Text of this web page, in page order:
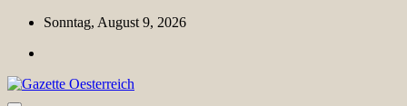
Skip
content
Sonntag, August 9, 2026